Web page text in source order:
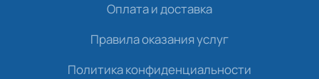
Оплата и доставка
Правила оказания услуг
Политика конфиденциальности